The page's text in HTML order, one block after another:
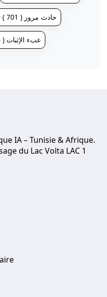
# حادث مرور ( 701 )
# عبء الإثبات ( 646 )
IA – Tunisie & Afrique.
du Lac Volta LAC 1